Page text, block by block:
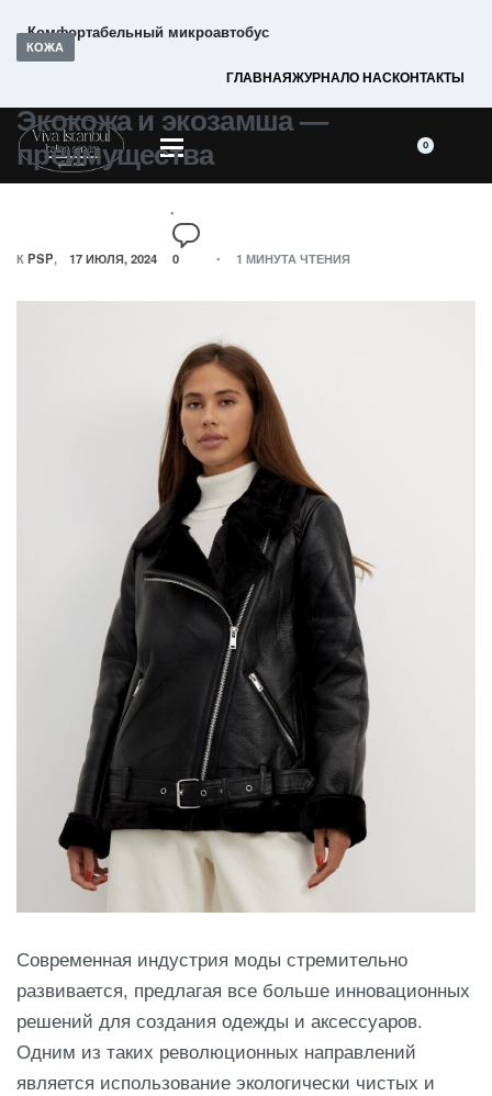
Комфортабельный микроавтобус
ГЛАВНАЯЖУРНАЛО НАСКОНТАКТЫ
0
КОЖА
Экокожа и экозамша —
преимущества
К PSP 17 ИЮЛЯ, 2024 0 1 МИНУТА ЧТЕНИЯ
Современная индустрия моды стремительно
развивается, предлагая все больше инновационных
решений для создания одежды и аксессуаров.
Одним из таких революционных направлений
является использование экологически чистых и